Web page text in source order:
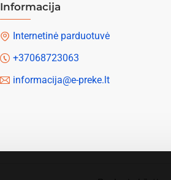
Informacija
Internetinė parduotuvė
+37068723063
informacija@e-preke.lt